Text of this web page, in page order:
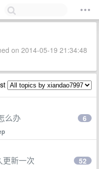
on 2014-05-19 21:34:48
么办 6
更新一次 52